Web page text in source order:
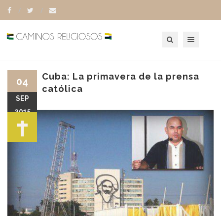
Cuba: La primavera de la prensa
católica
04
SEP
2015